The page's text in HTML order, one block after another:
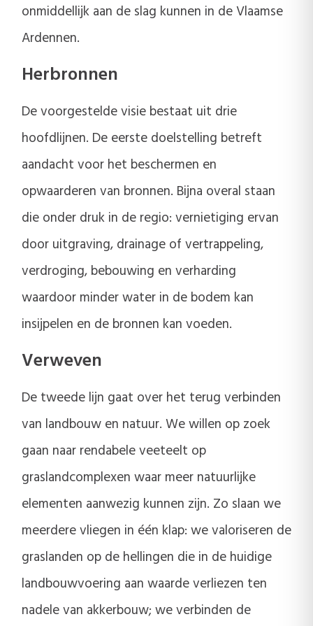
onmiddellijk aan de slag kunnen in de Vlaamse
Ardennen.
Herbronnen
De voorgestelde visie bestaat uit drie
hoofdlijnen. De eerste doelstelling betreft
aandacht voor het beschermen en
opwaarderen van bronnen. Bijna overal staan
die onder druk in de regio: vernietiging ervan
door uitgraving, drainage of vertrappeling,
verdroging, bebouwing en verharding
waardoor minder water in de bodem kan
insijpelen en de bronnen kan voeden.
Verweven
De tweede lijn gaat over het terug verbinden
van landbouw en natuur. We willen op zoek
gaan naar rendabele veeteelt op
graslandcomplexen waar meer natuurlijke
elementen aanwezig kunnen zijn. Zo slaan we
meerdere vliegen in één klap: we valoriseren de
graslanden op de hellingen die in de huidige
landbouwvoering aan waarde verliezen ten
nadele van akkerbouw; we verbinden de